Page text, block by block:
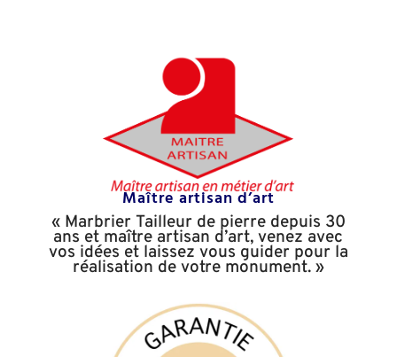
Maître artisan d’art
« Marbrier Tailleur de pierre depuis 30
ans et maître artisan d’art, venez avec
vos idées et laissez vous guider pour la
réalisation de votre monument. »